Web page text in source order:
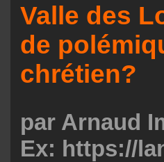
Valle des
de
chrétien?
par Arnaud
Ex: https://